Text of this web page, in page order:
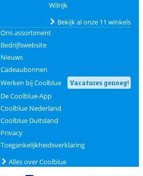
Wilrijk
Bekijk al onze 11 winkels
Ons assortiment
Bedrijfswebsite
Nieuws
Cadeaubonnen
Werken bij Coolblue
Vacatures genoeg!
De Coolblue-App
Coolblue Nederland
Coolblue Duitsland
Privacy
Toegankelijkheidsverklaring
Alles over Coolblue